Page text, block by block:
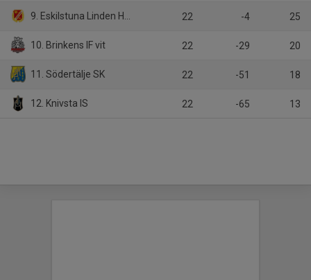
9. Eskilstuna Linden Hockey 22 -4 25
10. Brinkens IF vit 22 -29 20
11. Södertälje SK 22 -51 18
12. Knivsta IS 22 -65 13